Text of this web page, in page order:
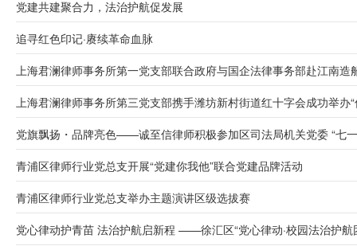
党建共建聚合力，法治护航促发展
追寻红色印记·赓续革命血脉
上海君澜律师事务所第一党支部联合政府与国企法律事务部赴江南造
上海君澜律师事务所第三党支部携手潍坊新村街道红十字会成功举办
党旗飘扬・品牌亮色——诚至信律师积极参加区司法局机关党委 “七
青浦区律师行业党总支开展“党建你我他”联合党建品牌活动
青浦区律师行业党总支举办主题演讲区级选拔赛
党心律动护青苗 法治护航启新程 ——徐汇区“党心律动·校园法治护航